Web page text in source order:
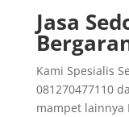
Jasa
Kami Spesialis
081270477110
mampet lainnya